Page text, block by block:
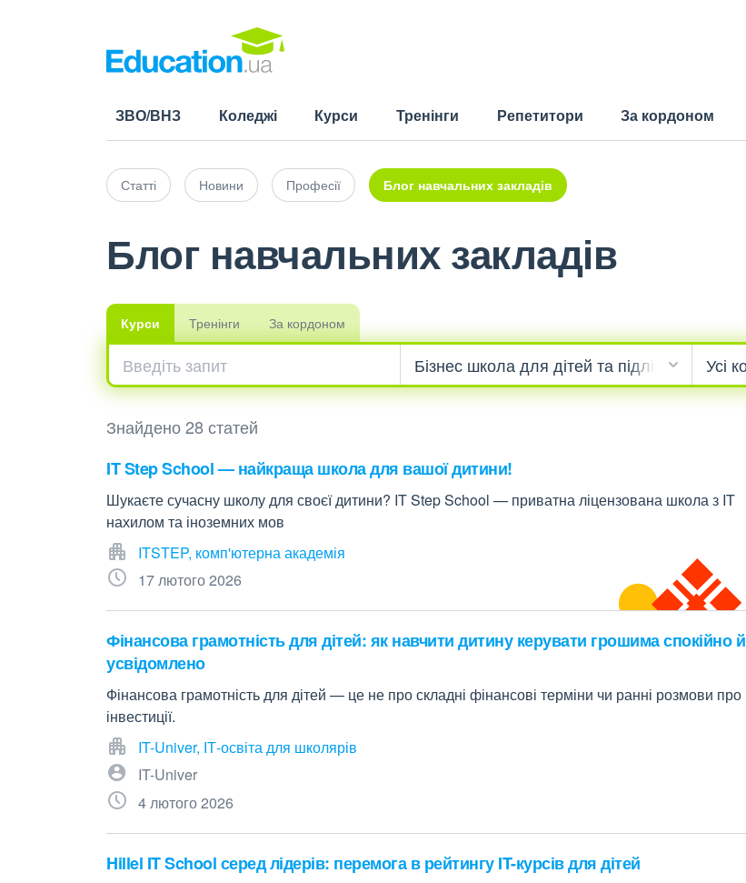
ЗВО/ВНЗ Коледжі Курси Тренінги Репетитори За кордоном
Статті Новини Професії Блог навчальних закладів
Блог навчальних закладів
Курси Тренінги За кордоном
Знайдено 28 статей
IT Step School — найкраща школа для вашої дитини!
Шукаєте сучасну школу для своєї дитини? IT Step School — приватна ліцензована школа з IT
нахилом та іноземних мов
ITSTEP, комп'ютерна академія
17 лютого 2026
Фінансова грамотність для дітей: як навчити дитину керувати грошима спокійно й
усвідомлено
Фінансова грамотність для дітей — це не про складні фінансові терміни чи ранні розмови про
інвестиції.
IT-Univer, ІТ-освіта для школярів
IT-Univer
4 лютого 2026
Hillel IT School серед лідерів: перемога в рейтингу IT-курсів для дітей